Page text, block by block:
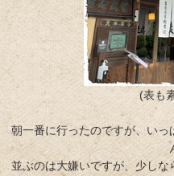
(表も
朝一番に行ったのですが、い
並ぶのは大嫌いですが、少し